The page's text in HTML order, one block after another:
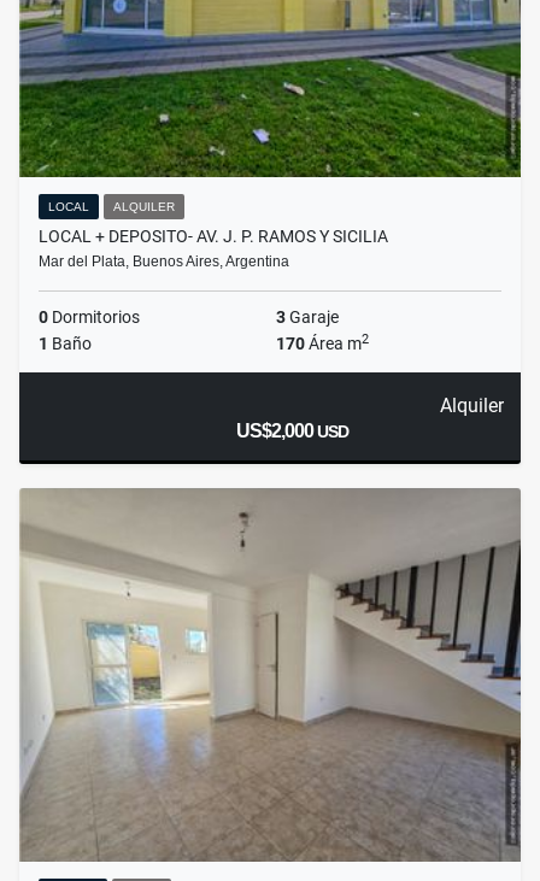
LOCAL ALQUILER
LOCAL + DEPOSITO- AV. J. P. RAMOS Y SICILIA
Mar del Plata, Buenos Aires, Argentina
0 Dormitorios 3Garaje
1 Baño 170Área m2
Alquiler
US$2,000USD